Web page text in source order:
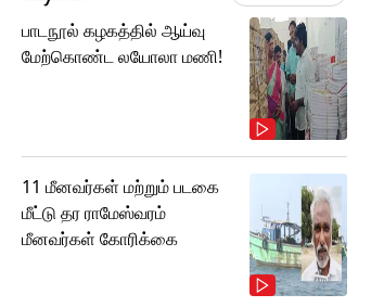
பாடநூல் கழகத்தில் ஆய்வு
மேற்கொண்ட லயோலா மணி!
11 மீனவர்கள் மற்றும் படகை
மீட்டு தர ராமேஸ்வரம்
மீனவர்கள் கோரிக்கை